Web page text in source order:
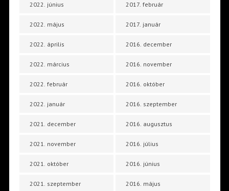
2022. június
2022. május
2022. április
2022. március
2022. február
2022. január
2021. december
2021. november
2021. október
2021. szeptember
2017. február
2017. január
2016. december
2016. november
2016. október
2016. szeptember
2016. augusztus
2016. július
2016. június
2016. május